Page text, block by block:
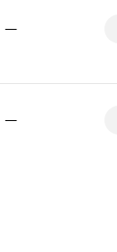
—
—